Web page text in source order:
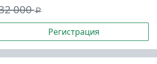
000
Регистрация